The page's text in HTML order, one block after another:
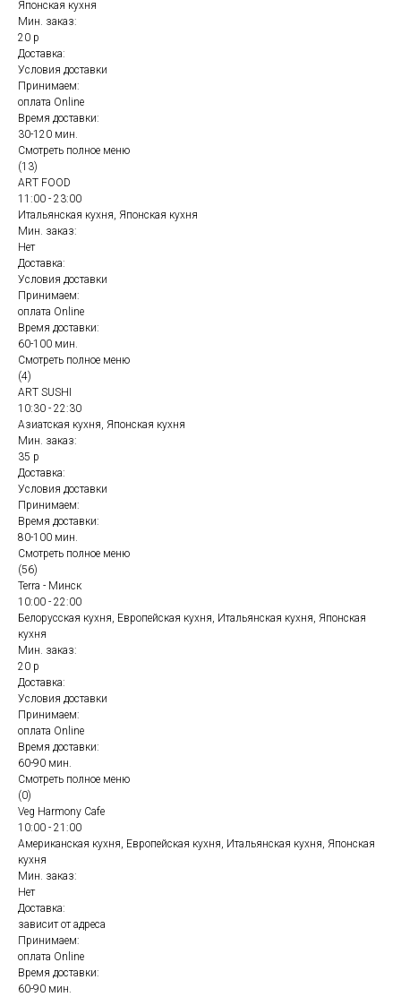
Японская кухня
Мин. заказ:
20 р
Доставка:
Условия доставки
Принимаем:
оплата Online
Время доставки:
30-120 мин.
Смотреть полное меню
(13)
ART FOOD
11:00 - 23:00
Итальянская кухня, Японская кухня
Мин. заказ:
Нет
Доставка:
Условия доставки
Принимаем:
оплата Online
Время доставки:
60-100 мин.
Смотреть полное меню
(4)
ART SUSHI
10:30 - 22:30
Азиатская кухня, Японская кухня
Мин. заказ:
35 р
Доставка:
Условия доставки
Принимаем:
Время доставки:
80-100 мин.
Смотреть полное меню
(56)
Terra - Минск
10:00 - 22:00
Белорусская кухня, Европейская кухня, Итальянская кухня, Японская
кухня
Мин. заказ:
20 р
Доставка:
Условия доставки
Принимаем:
оплата Online
Время доставки:
60-90 мин.
Смотреть полное меню
(0)
Veg Harmony Cafe
10:00 - 21:00
Американская кухня, Европейская кухня, Итальянская кухня, Японская
кухня
Мин. заказ:
Нет
Доставка:
зависит от адреса
Принимаем:
оплата Online
Время доставки:
60-90 мин.